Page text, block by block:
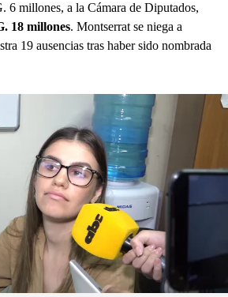
6 millones, a la Cámara de Diputados,
18 millones. Montserrat se niega a
19 ausencias tras haber sido nombrada